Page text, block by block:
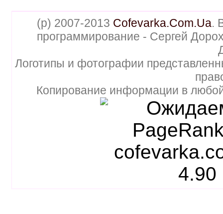
(p) 2007-2013 Cofevarka.Com.Ua.
программирование - Сергей
Логотипы и фотографии
Копирование информации в